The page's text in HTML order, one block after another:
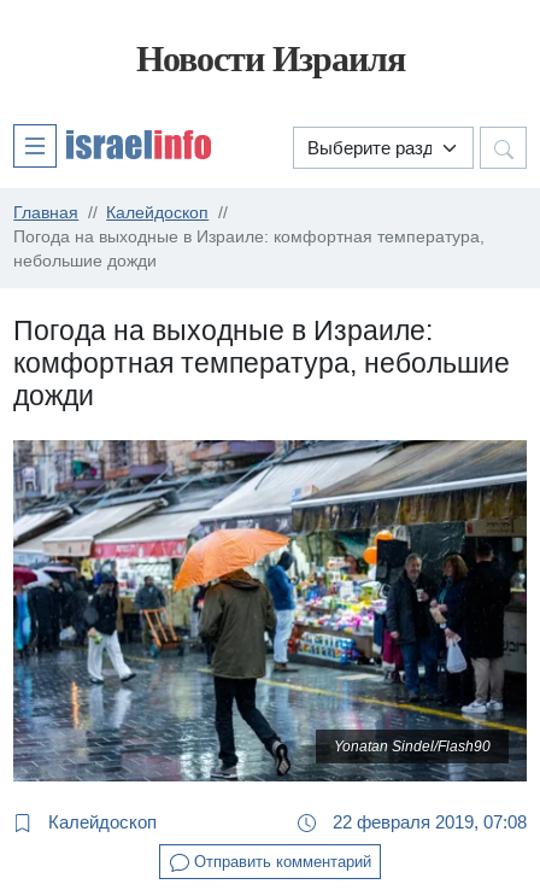
Новости Израиля
Главная
Калейдоскоп
Погода на выходные в Израиле: комфортная температура,
небольшие дожди
Погода на выходные в Израиле:
комфортная температура, небольшие
дожди
Yonatan Sindel/Flash90
Калейдоскоп 22 февраля 2019, 07:08
Отправить комментарий